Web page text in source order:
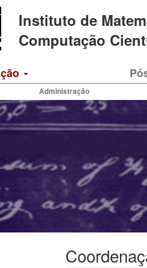
Instituto de
Computação
Administração